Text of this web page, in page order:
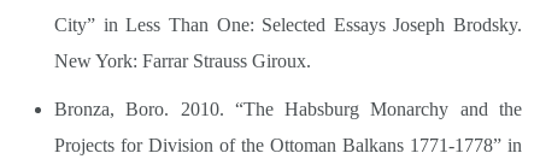
City” in Less Than One: Selected Essays Joseph Brodsky.
New York: Farrar Strauss Giroux.
Bronza, Boro. 2010. “The Habsburg Monarchy and the
Projects for Division of the Ottoman Balkans 1771-1778” in